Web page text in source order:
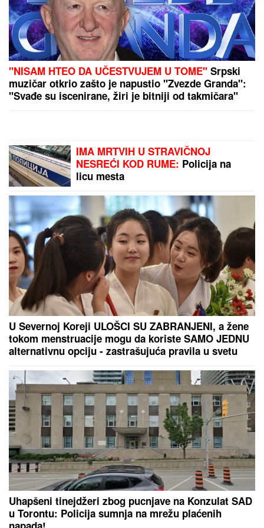
SIN BRUTALNO TUKAO MAJKU DO SMRTI!Strašni
Otkriveno koliko je Dragan Stanković
STARIJI OD VERENICE Aleksandre:
Krili mesecima ovaj podatak, sada se
sve saznalo
SRPSKOM REPREZENTATIVCU
DEMOLIRAN AUTO Saša Lukić bio u
inostranstvu kada su mu polupana
stakla na skupocenom "bentliju"
"NISAM HTEO DA UČESTVUJEM U TOME"Srpski
muzičar otkrio zašto je napustio "Zvezde Granda":
"Svađe su iscenirane, žiri je bitniji od takmičara"